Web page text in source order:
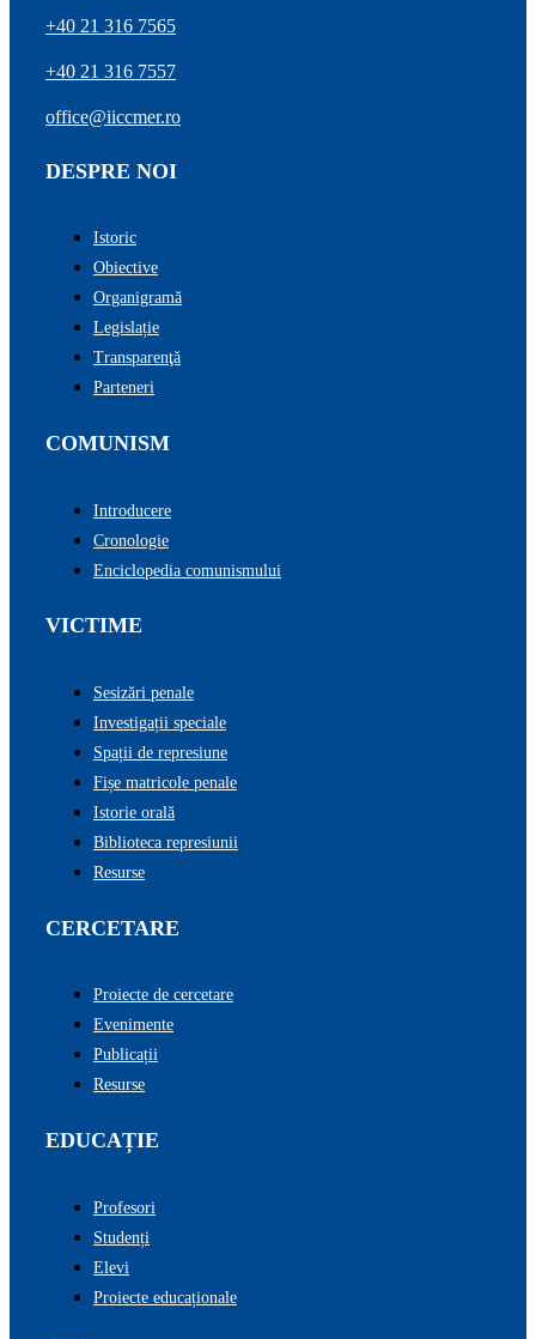
+40 21 316 7565
+40 21 316 7557
office@iiccmer.ro
DESPRE NOI
Istoric
Obiective
Organigramă
Legislație
Transparenţă
Parteneri
COMUNISM
Introducere
Cronologie
Enciclopedia comunismului
VICTIME
Sesizări penale
Investigații speciale
Spații de represiune
Fișe matricole penale
Istorie orală
Biblioteca represiunii
Resurse
CERCETARE
Proiecte de cercetare
Evenimente
Publicații
Resurse
EDUCAȚIE
Profesori
Studenți
Elevi
Proiecte educaționale